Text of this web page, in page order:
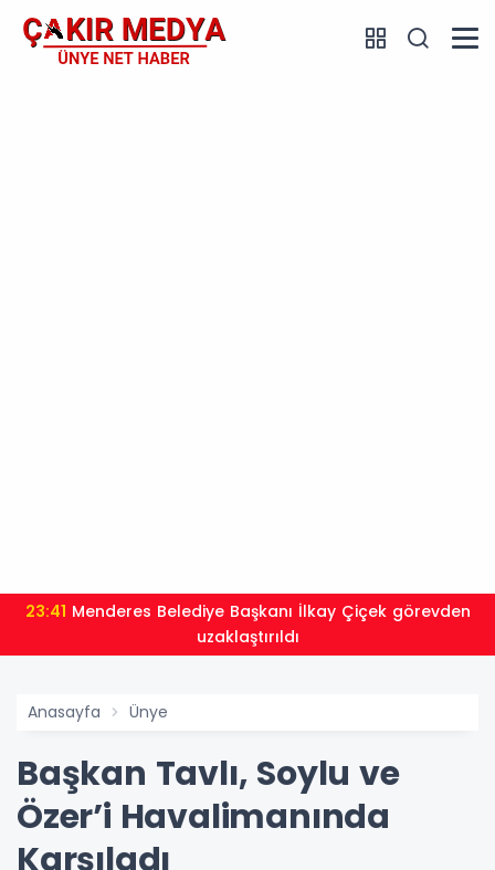
23:41
uzaklaştırıldı
Anasayfa Ünye
Başkan Tavlı, Soylu ve
Özer’i Havalimanında
Karşıladı